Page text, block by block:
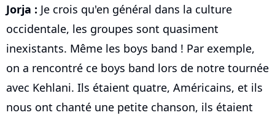
Jorja : Je crois qu'en général dans la culture
occidentale, les groupes sont quasiment
inexistants. Même les boys band ! Par exemple,
on a rencontré ce boys band lors de notre tournée
avec Kehlani. Ils étaient quatre, Américains, et ils
nous ont chanté une petite chanson, ils étaient